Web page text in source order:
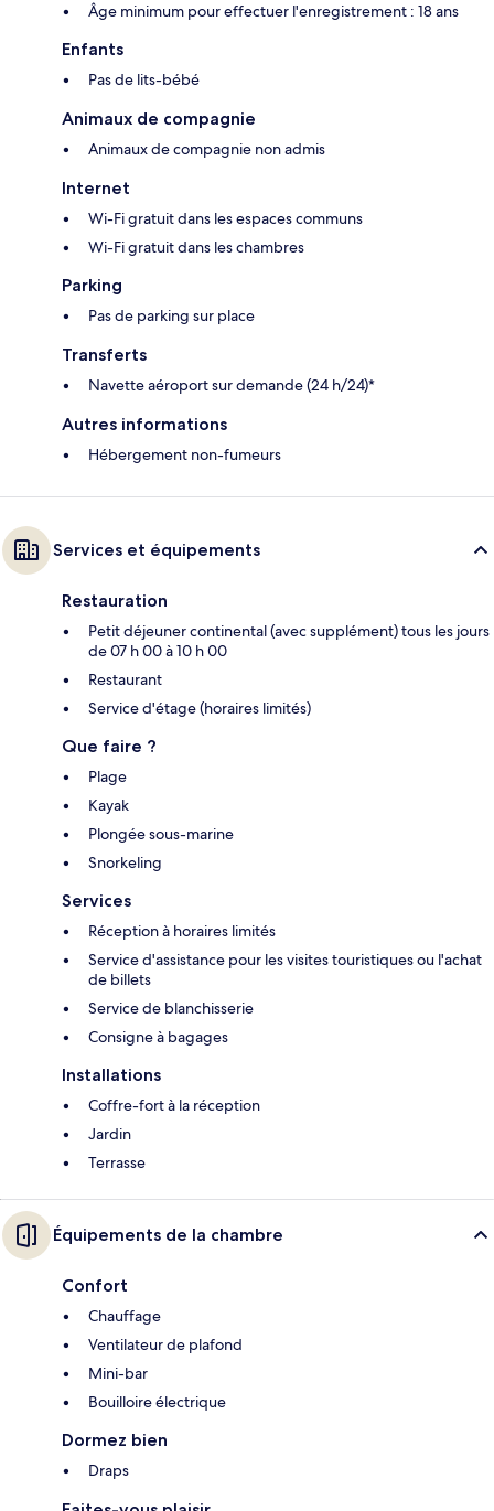
Âge minimum pour effectuer l'enregistrement : 18 ans
Enfants
Pas de lits-bébé
Animaux de compagnie
Animaux de compagnie non admis
Internet
Wi-Fi gratuit dans les espaces communs
Wi-Fi gratuit dans les chambres
Parking
Pas de parking sur place
Transferts
Navette aéroport sur demande (24 h/24)*
Autres informations
Hébergement non-fumeurs
Services et équipements
Restauration
Petit déjeuner continental (avec supplément) tous les jours
de 07 h 00 à 10 h 00
Restaurant
Service d'étage (horaires limités)
Que faire ?
Plage
Kayak
Plongée sous-marine
Snorkeling
Services
Réception à horaires limités
Service d'assistance pour les visites touristiques ou l'achat
de billets
Service de blanchisserie
Consigne à bagages
Installations
Coffre-fort à la réception
Jardin
Terrasse
Équipements de la chambre
Confort
Chauffage
Ventilateur de plafond
Mini-bar
Bouilloire électrique
Dormez bien
Draps